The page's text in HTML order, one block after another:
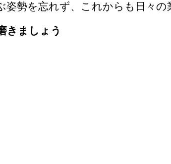
勢を忘れず、これからも日々
きましょう